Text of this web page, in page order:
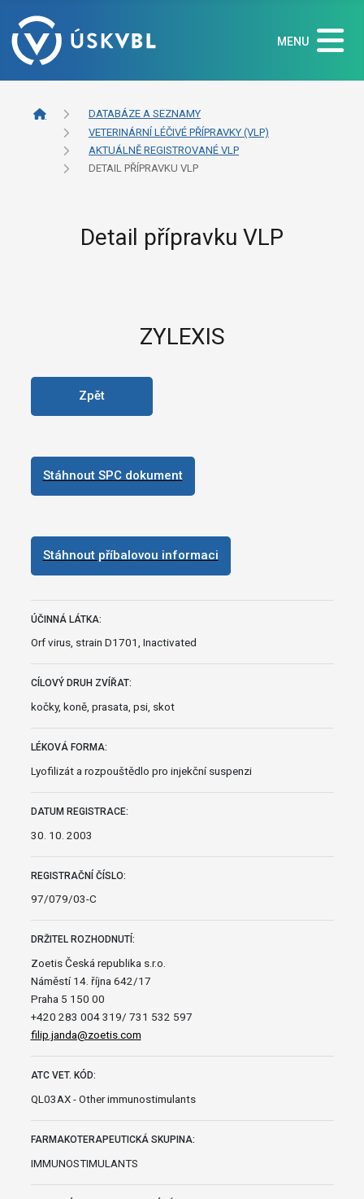
MENU
DATABÁZE A SEZNAMY
VETERINÁRNÍ LÉČIVÉ PŘÍPRAVKY (VLP)
AKTUÁLNĚ REGISTROVANÉ VLP
DETAIL PŘÍPRAVKU VLP
Detail přípravku VLP
ZYLEXIS
Zpět
Stáhnout SPC dokument
Stáhnout příbalovou informaci
ÚČINNÁ LÁTKA:
Orf virus, strain D1701, Inactivated
CÍLOVÝ DRUH ZVÍŘAT:
kočky, koně, prasata, psi, skot
LÉKOVÁ FORMA:
Lyofilizát a rozpouštědlo pro injekční suspenzi
DATUM REGISTRACE:
30. 10. 2003
REGISTRAČNÍ ČÍSLO:
97/079/03-C
DRŽITEL ROZHODNUTÍ:
Zoetis Česká republika s.r.o.
Náměstí 14. října 642/17
Praha 5 150 00
+420 283 004 319/ 731 532 597
filip.janda@zoetis.com
ATC VET. KÓD:
QL03AX - Other immunostimulants
FARMAKOTERAPEUTICKÁ SKUPINA:
IMMUNOSTIMULANTS